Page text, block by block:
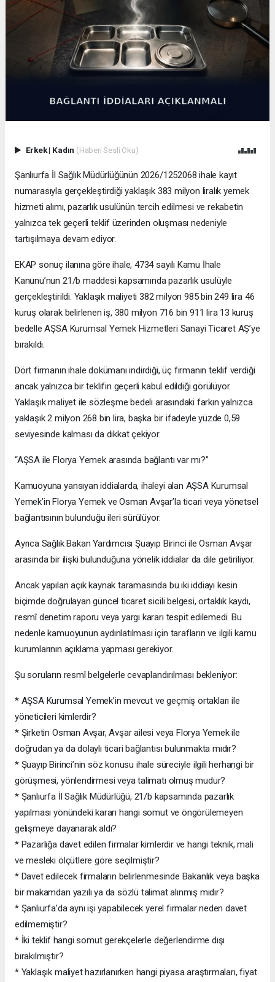
Erkek| Kadın (Haberi Sesli Oku)
Şanlıurfa İl Sağlık Müdürlüğünün 2026/1252068 ihale kayıt
numarasıyla gerçekleştirdiği yaklaşık 383 milyon liralık yemek
hizmeti alımı, pazarlık usulünün tercih edilmesi ve rekabetin
yalnızca tek geçerli teklif üzerinden oluşması nedeniyle
tartışılmaya devam ediyor.
EKAP sonuç ilanına göre ihale, 4734 sayılı Kamu İhale
Kanunu’nun 21/b maddesi kapsamında pazarlık usulüyle
gerçekleştirildi. Yaklaşık maliyeti 382 milyon 985 bin 249 lira 46
kuruş olarak belirlenen iş, 380 milyon 716 bin 911 lira 13 kuruş
bedelle AŞSA Kurumsal Yemek Hizmetleri Sanayi Ticaret AŞ’ye
bırakıldı.
Dört firmanın ihale dokümanı indirdiği, üç firmanın teklif verdiği
ancak yalnızca bir teklifin geçerli kabul edildiği görülüyor.
Yaklaşık maliyet ile sözleşme bedeli arasındaki farkın yalnızca
yaklaşık 2 milyon 268 bin lira, başka bir ifadeyle yüzde 0,59
seviyesinde kalması da dikkat çekiyor.
“AŞSA ile Florya Yemek arasında bağlantı var mı?”
Kamuoyuna yansıyan iddialarda, ihaleyi alan AŞSA Kurumsal
Yemek’in Florya Yemek ve Osman Avşar’la ticari veya yönetsel
bağlantısının bulunduğu ileri sürülüyor.
Ayrıca Sağlık Bakan Yardımcısı Şuayıp Birinci ile Osman Avşar
arasında bir ilişki bulunduğuna yönelik iddialar da dile getiriliyor.
Ancak yapılan açık kaynak taramasında bu iki iddiayı kesin
biçimde doğrulayan güncel ticaret sicili belgesi, ortaklık kaydı,
resmî denetim raporu veya yargı kararı tespit edilemedi. Bu
nedenle kamuoyunun aydınlatılması için tarafların ve ilgili kamu
kurumlarının açıklama yapması gerekiyor.
Şu soruların resmî belgelerle cevaplandırılması bekleniyor:
* AŞSA Kurumsal Yemek’in mevcut ve geçmiş ortakları ile
yöneticileri kimlerdir?
* Şirketin Osman Avşar, Avşar ailesi veya Florya Yemek ile
doğrudan ya da dolaylı ticari bağlantısı bulunmakta mıdır?
* Şuayıp Birinci’nin söz konusu ihale süreciyle ilgili herhangi bir
görüşmesi, yönlendirmesi veya talimatı olmuş mudur?
* Şanlıurfa İl Sağlık Müdürlüğü, 21/b kapsamında pazarlık
yapılması yönündeki kararı hangi somut ve öngörülemeyen
gelişmeye dayanarak aldı?
* Pazarlığa davet edilen firmalar kimlerdir ve hangi teknik, mali
ve mesleki ölçütlere göre seçilmiştir?
* Davet edilecek firmaların belirlenmesinde Bakanlık veya başka
bir makamdan yazılı ya da sözlü talimat alınmış mıdır?
* Şanlıurfa’da aynı işi yapabilecek yerel firmalar neden davet
edilmemiştir?
* İki teklif hangi somut gerekçelerle değerlendirme dışı
bırakılmıştır?
* Yaklaşık maliyet hazırlanırken hangi piyasa araştırmaları, fiyat